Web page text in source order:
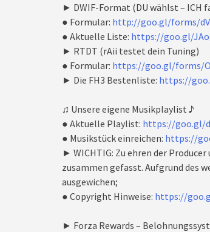
► DWIF-Format (DU wählst – ICH
● Formular: http://goo.gl/forms/
● Aktuelle Liste: https://goo.gl/
► RTDT (rAii testet dein Tuning)
● Formular: https://goo.gl/forms/
► Die FH3 Bestenliste: https://
♫ Unsere eigene Musikplaylist ♪
● Aktuelle Playlist: https://goo.gl/
● Musikstück einreichen: https://
► WICHTIG: Zu ehren der
zusammen gefasst. Aufgrund des
ausgewichen;
● Copyright Hinweise: https://
► Forza Rewards –